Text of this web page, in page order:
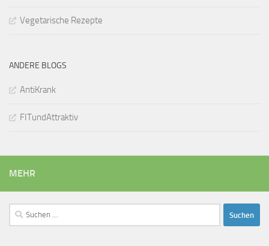
Vegetarische Rezepte
ANDERE BLOGS
AntiKrank
FITundAttraktiv
MEHR
Suchen
nach: